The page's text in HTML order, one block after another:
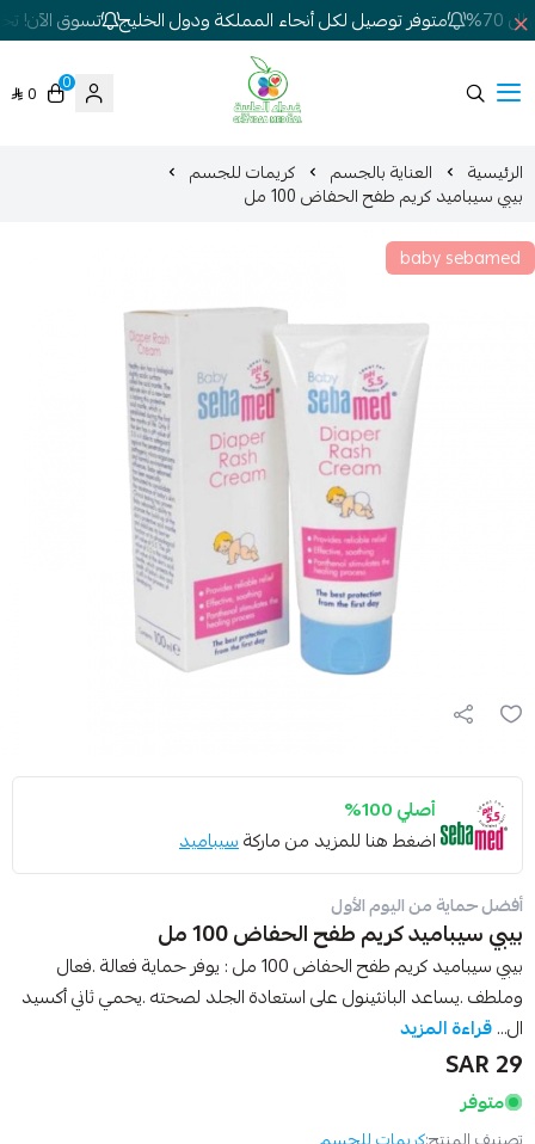
متوفر توصيل لكل أنحاء المملكة ودول الخليج تسوق الآن!
شركة غيداء المتطورة الطبية
0
0
الرئيسية العناية بالجسم كريمات للجسم
بيبي سيباميد كريم طفح الحفاض 100 مل
baby sebamed
أصلي 100%
اضغط هنا للمزيد من ماركةسيباميد
أفضل حماية من اليوم الأول
بيبي سيباميد كريم طفح الحفاض 100 مل
بيبي سيباميد كريم طفح الحفاض 100 مل : يوفر حماية فعالة .فعال
وملطف .يساعد البانثينول على استعادة الجلد لصحته .يحمي ثاني أكسيد
ال...قراءة المزيد
29 SAR
متوفر